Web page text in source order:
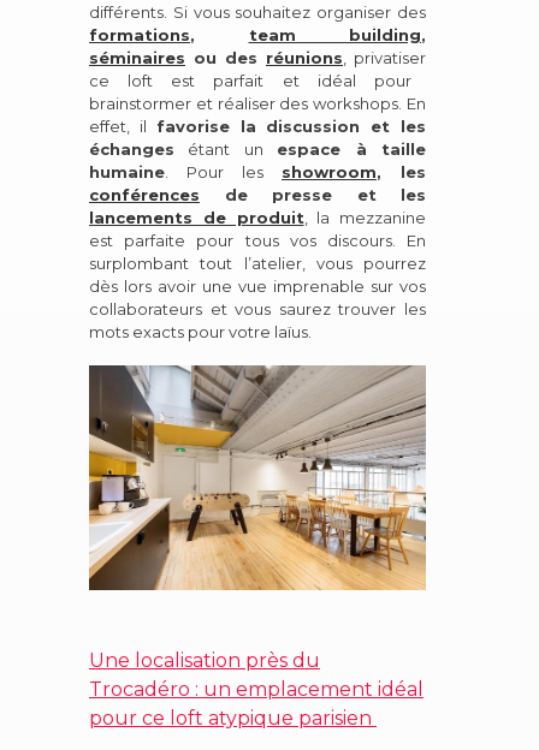
différents. Si vous souhaitez organiser des
formations, team building,
séminaires ou des réunions
privatiser
ce loft est parfait et idéal pour
brainstormer et réaliser des workshops. En
effet, il favorise la discussion et les
échanges étant un espace à taille
humaine
Pour les showroom, les
conférences de presse et les
lancements de produit , la mezzanine
est parfaite pour tous vos discours. En
surplombant tout l’atelier, vous pourrez
dès lors avoir une vue imprenable sur vos
collaborateurs et vous saurez trouver les
mots exacts pour votre laïus.
Une localisation près du
Trocadéro : un emplacement idéal
pour ce loft atypique parisien